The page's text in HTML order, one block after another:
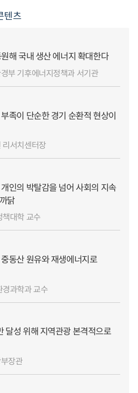
텐츠
해 국내 생산 에너지 확대한다
부 기후에너지정책과 서기관
족이 단순한 경기 순환적 현상이
리서치센터장
인의 박탈감을 넘어 사회의 지속
닭
책대학 교수
동산 원유와 재생에너지로
경과학과 교수
달성 위해 지역관광 본격적으로
장관